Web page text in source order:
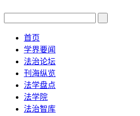
首页
学界要闻
法治论坛
刊海纵览
法学盘点
法学院
法治智库